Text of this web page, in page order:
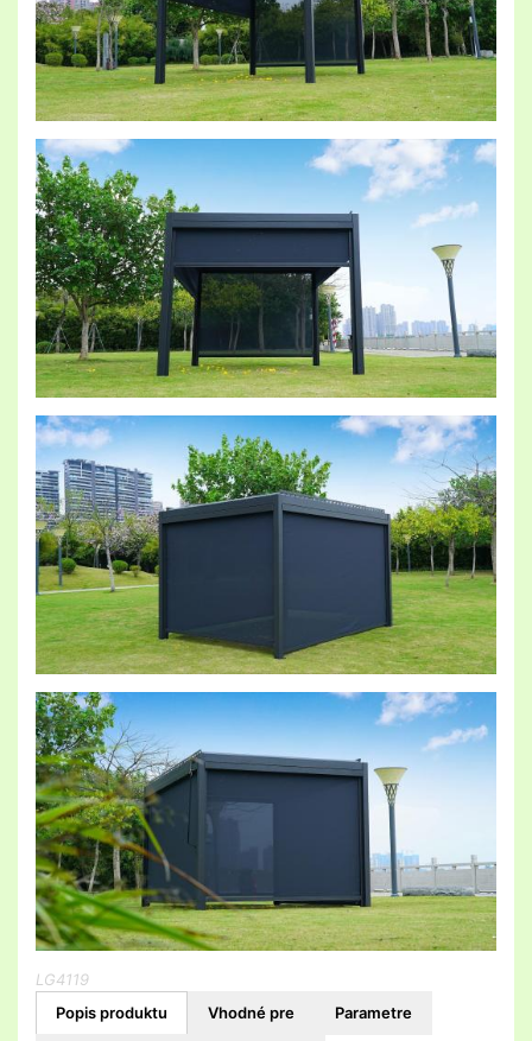
LG4119
Popis produktu
Vhodné pre Parametre